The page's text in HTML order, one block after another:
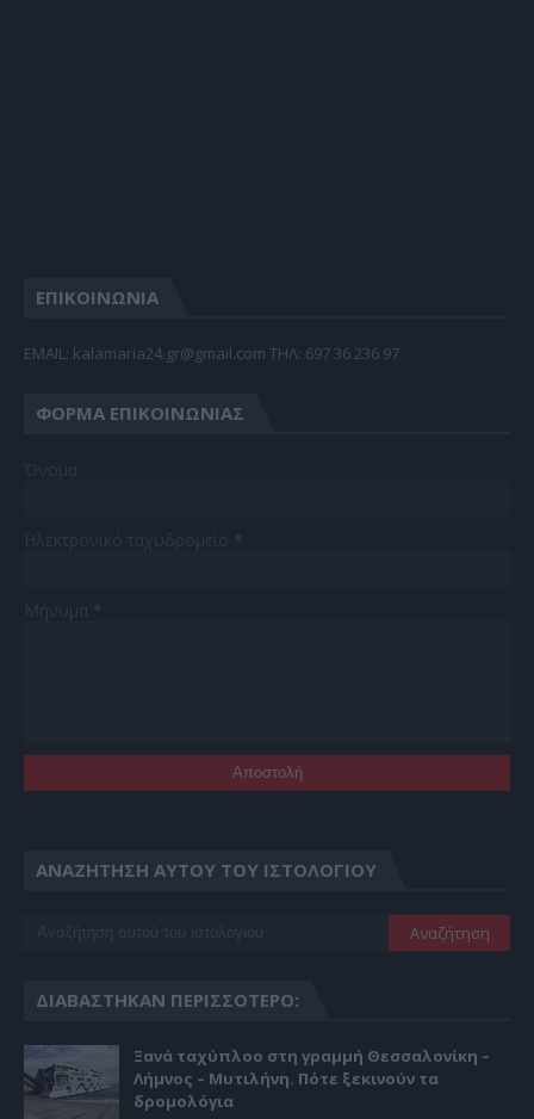
ΕΠΙΚΟΙΝΩΝΙΑ
EMAIL: kalamaria24.gr@gmail.com TΗΛ: 697 36 236 97
ΦΌΡΜΑ ΕΠΙΚΟΙΝΩΝΊΑΣ
ΑΝΑΖΉΤΗΣΗ ΑΥΤΟΎ ΤΟΥ ΙΣΤΟΛΟΓΊΟΥ
ΔΙΑΒΆΣΤΗΚΑΝ ΠΕΡΙΣΣΌΤΕΡΟ:
Ξανά ταχύπλοο στη γραμμή Θεσσαλονίκη –
Λήμνος – Μυτιλήνη. Πότε ξεκινούν τα
δρομολόγια